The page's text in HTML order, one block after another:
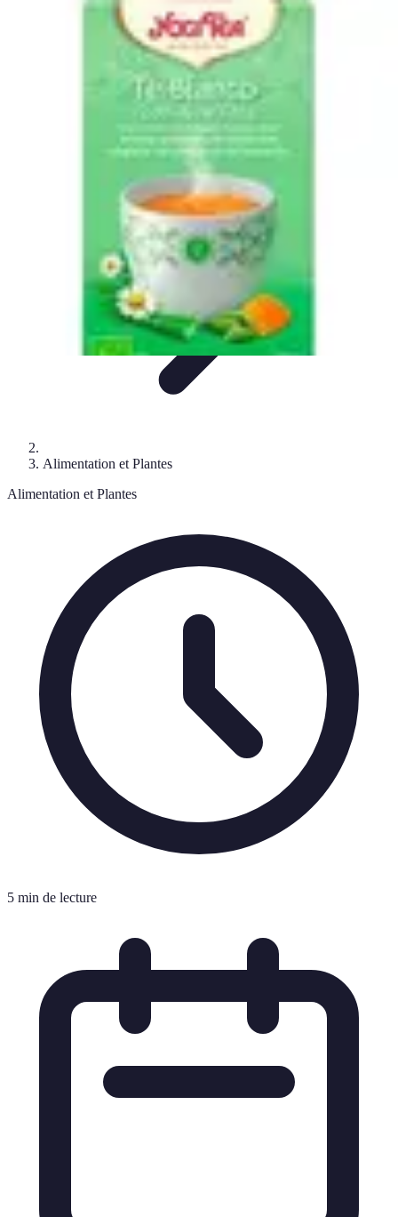
Santé et Bien-êtrePratiques et RituelsÉquilibre des
Plantes et Remèdes
Santé Ayurvédique
Alimentation et Plantes
Alimentation et Plantes
5 min de lecture